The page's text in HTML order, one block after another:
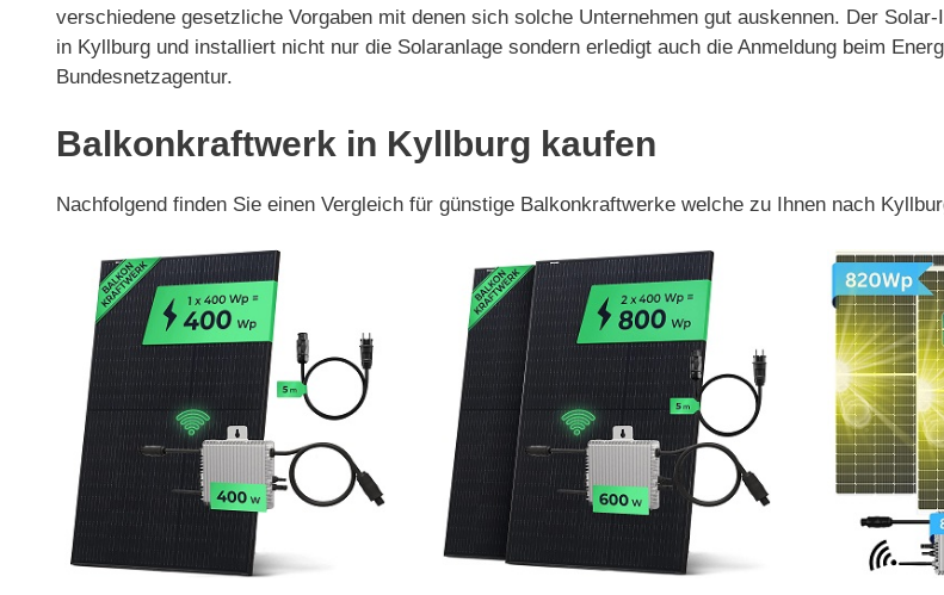
verschiedene gesetzliche Vorgaben mit denen sich solche Unternehmen gut auskennen. Der
in Kyllburg und installiert nicht nur die Solaranlage sondern erledigt auch die Anmeldung beim
Bundesnetzagentur.
Balkonkraftwerk in Kyllburg kaufen
Nachfolgend finden Sie einen Vergleich für günstige Balkonkraftwerke welche zu Ihnen nach